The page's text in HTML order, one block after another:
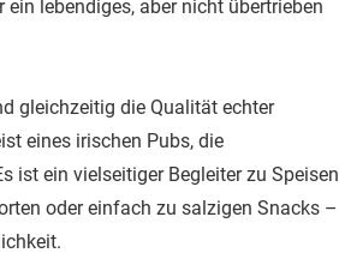
lebendiges, aber nicht übertrieben
gleichzeitig die Qualität echter
eines irischen Pubs, die
ist ein vielseitiger Begleiter zu Speisen
oder einfach zu salzigen Snacks –